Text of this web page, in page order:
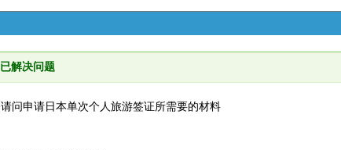
已解决问题
请问申请日本单次个人旅游签证所需要的材料